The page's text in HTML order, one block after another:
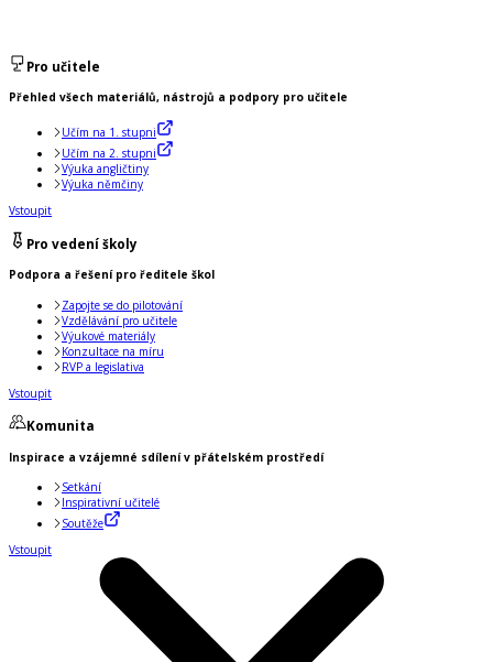
Pro učitele
Přehled všech materiálů, nástrojů a podpory pro učitele
Učím na 1. stupni
Učím na 2. stupni
Výuka angličtiny
Výuka němčiny
Vstoupit
Pro vedení školy
Podpora a řešení pro ředitele škol
Zapojte se do pilotování
Vzdělávání pro učitele
Výukové materiály
Konzultace na míru
RVP a legislativa
Vstoupit
Komunita
Inspirace a vzájemné sdílení v přátelském prostředí
Setkání
Inspirativní učitelé
Soutěže
Vstoupit